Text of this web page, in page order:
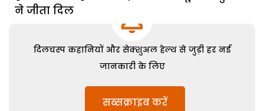
ने जीता दिल
दिलचस्प कहानियों और सेक्शुअल हेल्थ से जुड़ी हर नई
जानकारी के लिए
सब्सक्राइब करें